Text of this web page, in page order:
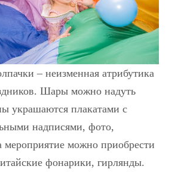
– неизменная атрибутика
Шары можно надуть
украшаются плакатами с
надписями, фото,
можно приобрести
фонарики, гирлянды.